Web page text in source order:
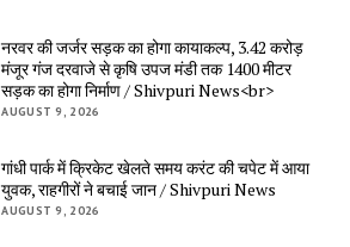
नरवर की जर्जर सड़क का होगा कायाकल्प, 3.42 करोड़
मंजूर गंज दरवाजे से कृषि उपज मंडी तक 1400 मीटर
सड़क का होगा निर्माण / Shivpuri News<br>
AUGUST 9, 2026
गांधी पार्क में क्रिकेट खेलते समय करंट की चपेट में आया
युवक, राहगीरों ने बचाई जान / Shivpuri News
AUGUST 9, 2026